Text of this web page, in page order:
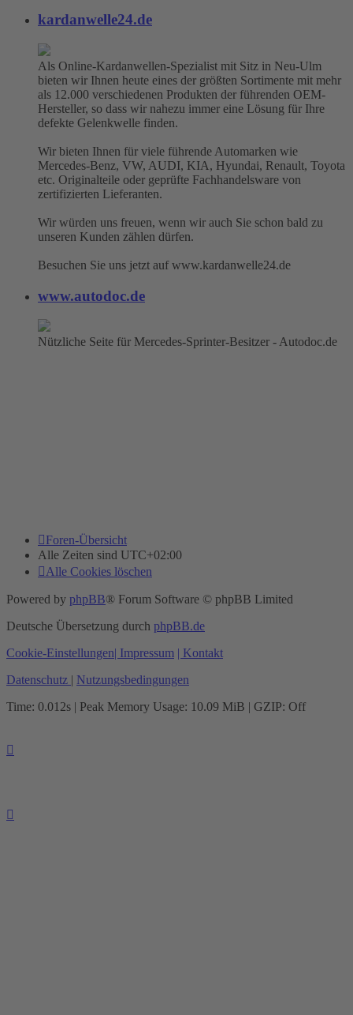
kardanwelle24.de
Als Online-Kardanwellen-Spezialist mit Sitz in Neu-Ulm
bieten wir Ihnen heute eines der größten Sortimente mit mehr
als 12.000 verschiedenen Produkten der führenden OEM-
Hersteller, so dass wir nahezu immer eine Lösung für Ihre
defekte Gelenkwelle finden.
Wir bieten Ihnen für viele führende Automarken wie
Mercedes-Benz, VW, AUDI, KIA, Hyundai, Renault, Toyota
etc. Originalteile oder geprüfte Fachhandelsware von
zertifizierten Lieferanten.
Wir würden uns freuen, wenn wir auch Sie schon bald zu
unseren Kunden zählen dürfen.
Besuchen Sie uns jetzt auf www.kardanwelle24.de
www.autodoc.de
Nützliche Seite für Mercedes-Sprinter-Besitzer - Autodoc.de
Foren-Übersicht
Alle Zeiten sind UTC+02:00
Alle Cookies löschen
Powered by phpBB® Forum Software © phpBB Limited
Deutsche Übersetzung durch phpBB.de
Cookie-Einstellungen| Impressum | Kontakt
Datenschutz | Nutzungsbedingungen
Time: 0.012s | Peak Memory Usage: 10.09 MiB | GZIP: Off